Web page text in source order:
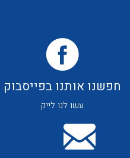
חפשנו אותנו בפייסבוק
עשו לנו לייק